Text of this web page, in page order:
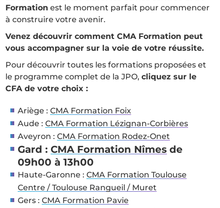
Formation est le moment parfait pour commencer
à construire votre avenir.
Venez découvrir comment CMA Formation peut
vous accompagner sur la voie de votre réussite.
Pour découvrir toutes les formations proposées et
le programme complet de la JPO,cliquez sur le
CFA de votre choix :
Ariège :CMA Formation Foix
Aude :CMA Formation Lézignan-Corbières
Aveyron :CMA Formation Rodez-Onet
Gard :CMA Formation Nîmes de
09h00 à 13h00
Haute-Garonne :CMA Formation Toulouse
Centre / Toulouse Rangueil / Muret
Gers :CMA Formation Pavie